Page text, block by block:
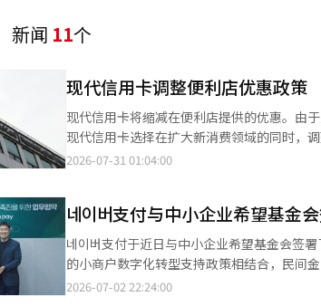
新闻 11个
现代信用卡调整便利店优惠政策
现代信用卡将缩减在便利店提供的优惠。由
现代信用卡选择在扩大新消费领域的同时，调整现有合作伙伴的优惠
日起，将在GS25、CU、7-11和易买得等国
调整使用率，以提升客户的M积分使用体验"。 现代信用卡在开拓商业标识信用卡（PLCC）市场方面表现积极，
是国内唯一引入Apple Pay的信用卡公司。自
现代信用卡推出了“字母卡”，在美容、便
级信用卡公司的竞争力。截至今年上半年，现
卡积分、免息分期和账单折扣等是吸引客户
2026-07-31 01:04:00
네이버支付与中小企业希望基金
네이버支付于近日与中小企业希望基金会签署了“
的小商户数字化转型支持政策相结合，民间
端“Npay Connect”开展合作项目，以改善
2026-07-02 22:24:00